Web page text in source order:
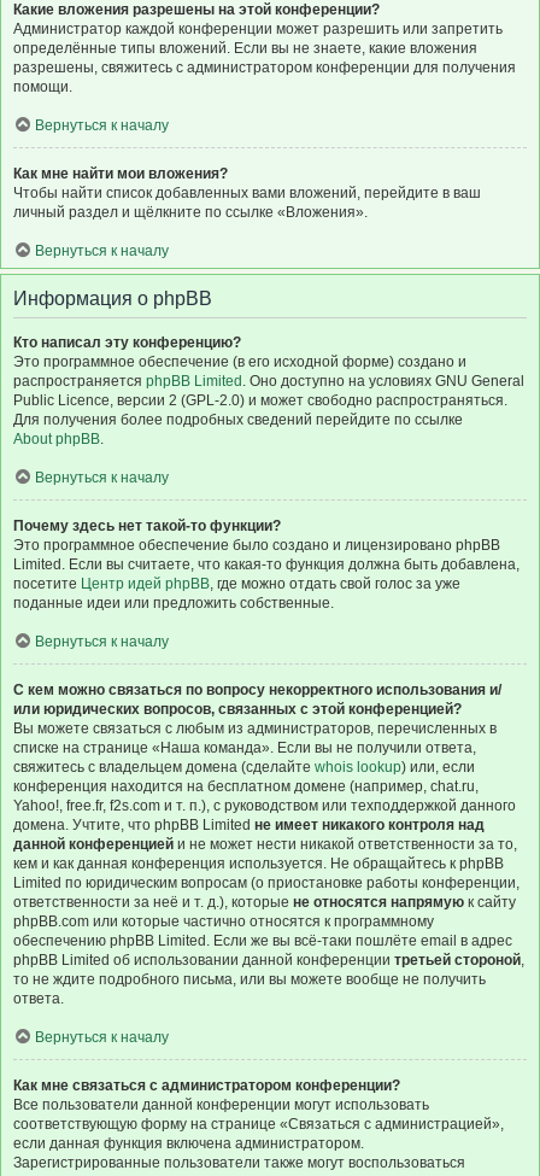
Какие вложения разрешены на этой конференции?
Администратор каждой конференции может разрешить или запретить
определённые типы вложений. Если вы не знаете, какие вложения
разрешены, свяжитесь с администратором конференции для получения
помощи.
Вернуться к началу
Как мне найти мои вложения?
Чтобы найти список добавленных вами вложений, перейдите в ваш
личный раздел и щёлкните по ссылке «Вложения».
Вернуться к началу
Информация о phpBB
Кто написал эту конференцию?
Это программное обеспечение (в его исходной форме) создано и
распространяется phpBB Limited . Оно доступно на условиях GNU General
Public Licence, версии 2 (GPL-2.0) и может свободно распространяться.
Для получения более подробных сведений перейдите по ссылке
About phpBB.
Вернуться к началу
Почему здесь нет такой-то функции?
Это программное обеспечение было создано и лицензировано phpBB
Limited. Если вы считаете, что какая-то функция должна быть добавлена,
посетите Центр идей phpBB, где можно отдать свой голос за уже
поданные идеи или предложить собственные.
Вернуться к началу
С кем можно связаться по вопросу некорректного использования и/
или юридических вопросов, связанных с этой конференцией?
Вы можете связаться с любым из администраторов, перечисленных в
списке на странице «Наша команда». Если вы не получили ответа,
свяжитесь с владельцем домена (сделайте whois lookup) или, если
конференция находится на бесплатном домене (например, chat.ru,
Yahoo!, free.fr, f2s.com и т. п.), с руководством или техподдержкой данного
домена. Учтите, что phpBB Limited не имеет никакого контроля над
данной конференцией и не может нести никакой ответственности за то,
кем и как данная конференция используется. Не обращайтесь к phpBB
Limited по юридическим вопросам (о приостановке работы конференции,
ответственности за неё и т. д.), которые не относятся напрямую к сайту
phpBB.com или которые частично относятся к программному
обеспечению phpBB Limited. Если же вы всё-таки пошлёте email в адрес
phpBB Limited об использовании данной конференции третьей стороной,
то не ждите подробного письма, или вы можете вообще не получить
ответа.
Вернуться к началу
Как мне связаться с администратором конференции?
Все пользователи данной конференции могут использовать
соответствующую форму на странице «Связаться с администрацией»,
если данная функция включена администратором.
Зарегистрированные пользователи также могут воспользоваться